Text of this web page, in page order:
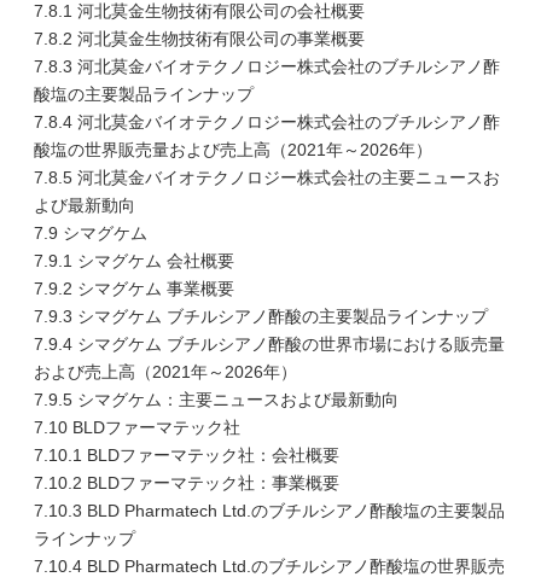
7.8.1 河北莫金生物技術有限公司の会社概要
7.8.2 河北莫金生物技術有限公司の事業概要
7.8.3 河北莫金バイオテクノロジー株式会社のブチルシアノ酢
酸塩の主要製品ラインナップ
7.8.4 河北莫金バイオテクノロジー株式会社のブチルシアノ酢
酸塩の世界販売量および売上高（2021年～2026年）
7.8.5 河北莫金バイオテクノロジー株式会社の主要ニュースお
よび最新動向
7.9 シマグケム
7.9.1 シマグケム 会社概要
7.9.2 シマグケム 事業概要
7.9.3 シマグケム ブチルシアノ酢酸の主要製品ラインナップ
7.9.4 シマグケム ブチルシアノ酢酸の世界市場における販売量
および売上高（2021年～2026年）
7.9.5 シマグケム：主要ニュースおよび最新動向
7.10 BLDファーマテック社
7.10.1 BLDファーマテック社：会社概要
7.10.2 BLDファーマテック社：事業概要
7.10.3 BLD Pharmatech Ltd.のブチルシアノ酢酸塩の主要製品
ラインナップ
7.10.4 BLD Pharmatech Ltd.のブチルシアノ酢酸塩の世界販売